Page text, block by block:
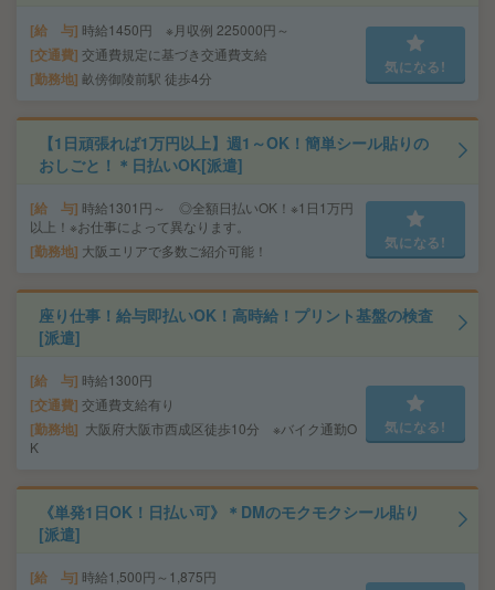
給 与 時給1450円 ※月収例 225000円～
交通費 交通費規定に基づき交通費支給
勤務地 畝傍御陵前駅 徒歩4分
気になる!
【1日頑張れば1万円以上】週1～OK！簡単シール貼りの
おしごと！＊日払いOK[派遣]
給 与 時給1301円～ ◎全額日払いOK！※1日1万円
以上！※お仕事によって異なります。
勤務地 大阪エリアで多数ご紹介可能！ 気になる!
座り仕事！給与即払いOK！高時給！プリント基盤の検査
[派遣]
給 与 時給1300円
交通費 交通費支給有り
勤務地
大阪府大阪市西成区徒歩10分 ※バイク通勤O
K
気になる!
《単発1日OK！日払い可》＊DMのモクモクシール貼り
[派遣]
給 与 時給1,500円～1,875円